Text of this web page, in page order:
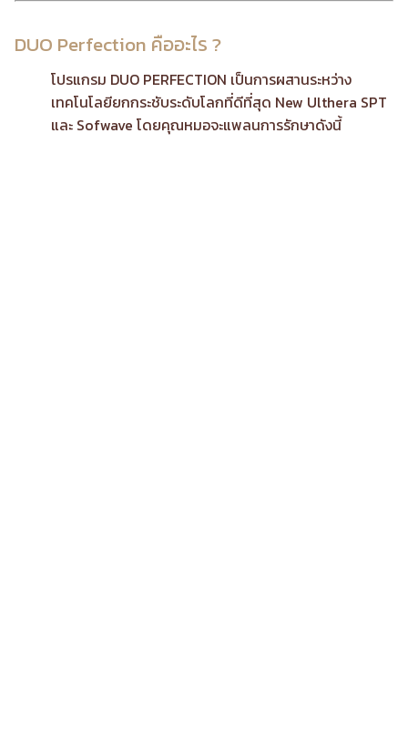
DUO Perfection คืออะไร ?
โปรแกรม DUO PERFECTION เป็นการผสานระหว่าง
เทคโนโลยียกกระชับระดับโลกที่ดีที่สุด New Ulthera SPT
และ Sofwave โดยคุณหมอจะแพลนการรักษาดังนี้